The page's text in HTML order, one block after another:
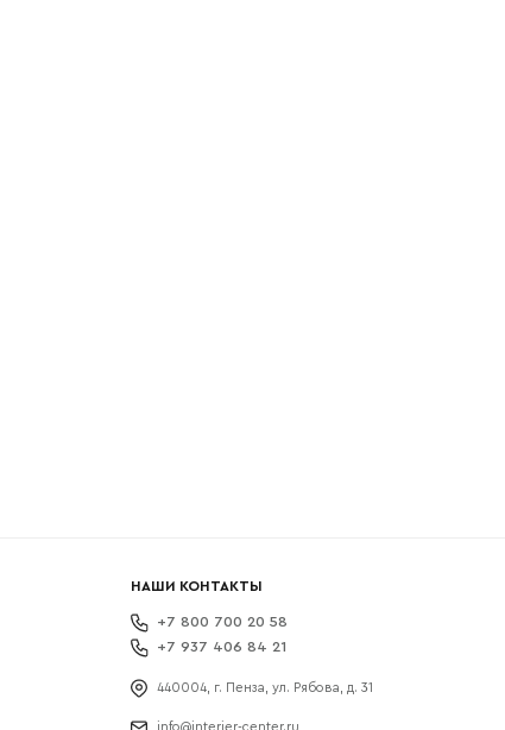
НАШИ КОНТАКТЫ
+7 800 700 20 58
+7 937 406 84 21
440004, г. Пенза, ул. Рябова, д. 31
info@interier-center.ru